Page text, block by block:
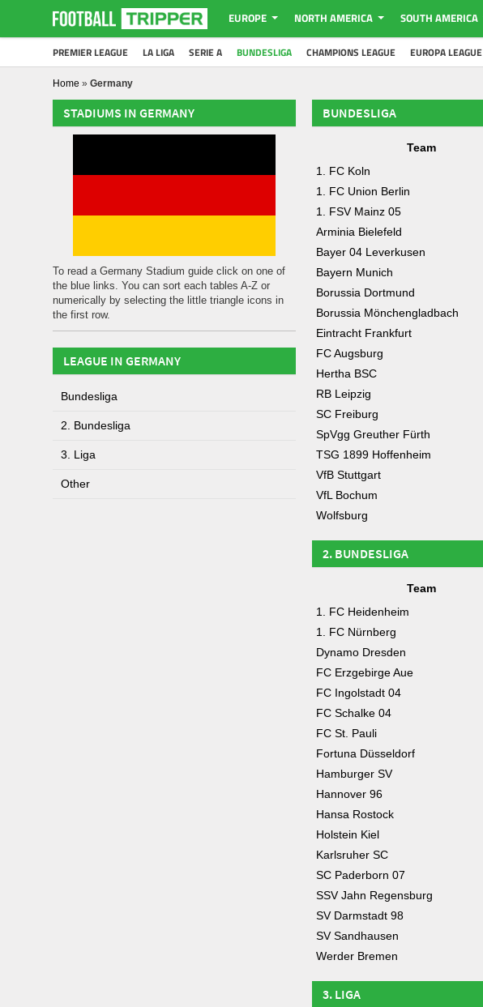
EUROPE NORTH AMERICA SOUTH AMERICA
PREMIER LEAGUE LA LIGA SERIE A BUNDESLIGA CHAMPIONS LEAGUE EUROPA LEAGUE
Home » Germany
STADIUMS IN GERMANY
To read a Germany Stadium guide click on one of
the blue links. You can sort each tables A-Z or
numerically by selecting the little triangle icons in
the first row.
LEAGUE IN GERMANY
Bundesliga
2. Bundesliga
3. Liga
Other
BUNDESLIGA
Team
1. FC Koln
1. FC Union Berlin
1. FSV Mainz 05
Arminia Bielefeld
Bayer 04 Leverkusen
Bayern Munich
Borussia Dortmund
Borussia Mönchengladbach
Eintracht Frankfurt
FC Augsburg
Hertha BSC
RB Leipzig
SC Freiburg
SpVgg Greuther Fürth
TSG 1899 Hoffenheim
VfB Stuttgart
VfL Bochum
Wolfsburg
2. BUNDESLIGA
Team
1. FC Heidenheim
1. FC Nürnberg
Dynamo Dresden
FC Erzgebirge Aue
FC Ingolstadt 04
FC Schalke 04
FC St. Pauli
Fortuna Düsseldorf
Hamburger SV
Hannover 96
Hansa Rostock
Holstein Kiel
Karlsruher SC
SC Paderborn 07
SSV Jahn Regensburg
SV Darmstadt 98
SV Sandhausen
Werder Bremen
3. LIGA